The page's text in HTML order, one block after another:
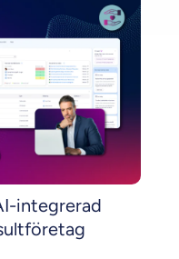
integrerad